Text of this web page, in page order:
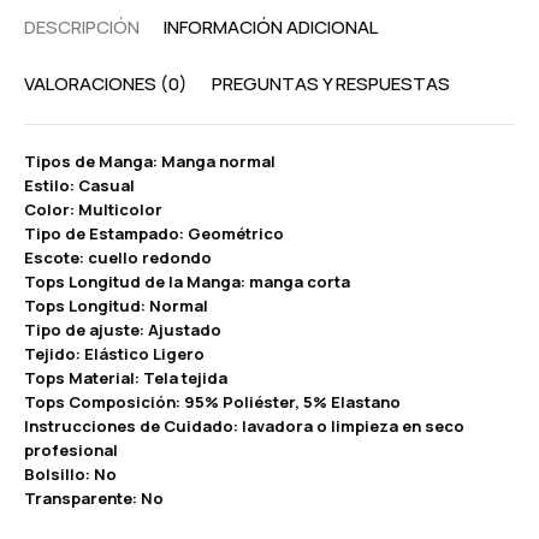
DESCRIPCIÓN INFORMACIÓN ADICIONAL
VALORACIONES (0) PREGUNTAS Y RESPUESTAS
Tipos de Manga: Manga normal
Estilo: Casual
Color: Multicolor
Tipo de Estampado: Geométrico
Escote: cuello redondo
Tops Longitud de la Manga: manga corta
Tops Longitud: Normal
Tipo de ajuste: Ajustado
Tejido: Elástico Ligero
Tops Material: Tela tejida
Tops Composición: 95% Poliéster, 5% Elastano
Instrucciones de Cuidado: lavadora o limpieza en seco
profesional
Bolsillo: No
Transparente: No